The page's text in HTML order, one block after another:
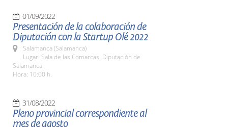
01/09/2022
Presentación de la colaboración de
Diputación con la Startup Olé 2022
Salamanca (Salamanca)
Lugar: Sala de las Comarcas. Diputación de
Salamanca
Hora: 10:00 h.
31/08/2022
Pleno provincial correspondiente al
mes de agosto